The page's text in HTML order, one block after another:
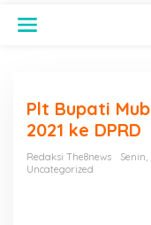
Plt Bupati
2021 ke DPRD
Redaksi The8news
Senin,
Uncategorized